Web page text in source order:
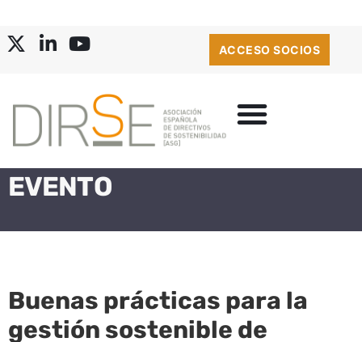
ACCESO SOCIOS
EVENTO
Buenas prácticas para la
gestión sostenible de